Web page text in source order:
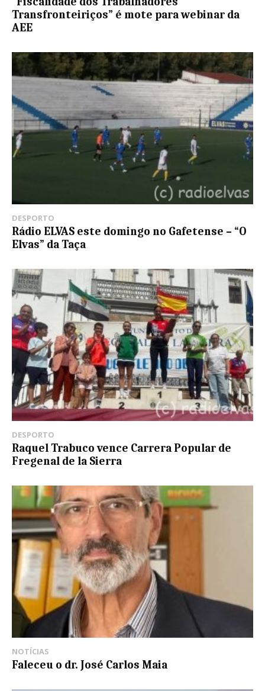
Transfronteiriços” é mote para webinar da
AEE
DESPORTO
Rádio ELVAS este domingo no Gafetense – “O
Elvas” da Taça
DESPORTO
Raquel Trabuco vence Carrera Popular de
Fregenal de la Sierra
NOTÍCIAS
Faleceu o dr. José Carlos Maia